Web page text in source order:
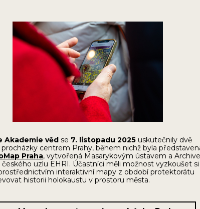
Akademie věd se 7. listopadu 2025 uskutečnily dvě
centrem Prahy, během nichž byla
Praha, vytvořená Masarykovým ústavem a
českého uzlu EHRI. Účastníci měli možnost vyzkoušet si
interaktivní mapy z období protektorátu
historii holokaustu v prostoru města.